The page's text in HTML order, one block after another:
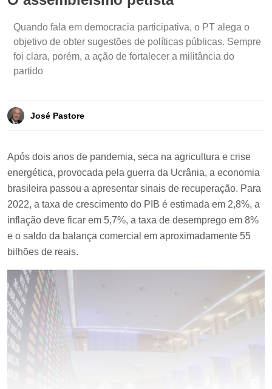
Quando fala em democracia participativa, o PT alega o
objetivo de obter sugestões de políticas públicas. Sempre
foi clara, porém, a ação de fortalecer a militância do
partido
José Pastore
Após dois anos de pandemia, seca na agricultura e crise
energética, provocada pela guerra da Ucrânia, a economia
brasileira passou a apresentar sinais de recuperação. Para
2022, a taxa de crescimento do PIB é estimada em 2,8%, a
inflação deve ficar em 5,7%, a taxa de desemprego em 8%
e o saldo da balança comercial em aproximadamente 55
bilhões de reais.